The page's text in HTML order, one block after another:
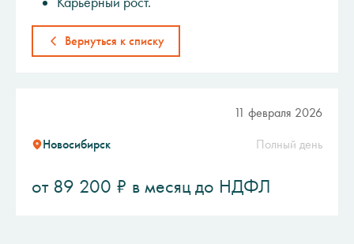
Вернуться к списку
11 февраля 2026
Новосибирск Полный день
от 89 200 ₽ в месяц до НДФЛ